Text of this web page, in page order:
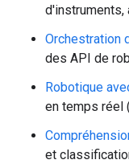
d'instruments,
Orchestration
des API de
Robotique
en temps réel
et